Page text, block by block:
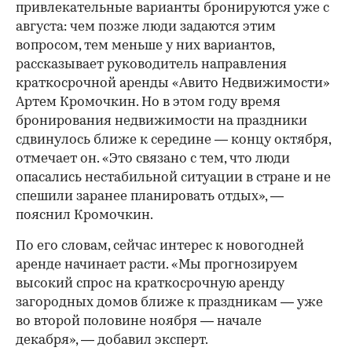
привлекательные варианты бронируются уже с
августа: чем позже люди задаются этим
вопросом, тем меньше у них вариантов,
рассказывает руководитель направления
краткосрочной аренды «Авито Недвижимости»
Артем Кромочкин. Но в этом году время
бронирования недвижимости на праздники
сдвинулось ближе к середине — концу октября,
отмечает он. «Это связано с тем, что люди
опасались нестабильной ситуации в стране и не
спешили заранее планировать отдых», —
пояснил Кромочкин.
По его словам, сейчас интерес к новогодней
аренде начинает расти. «Мы прогнозируем
высокий спрос на краткосрочную аренду
загородных домов ближе к праздникам — уже
во второй половине ноября — начале
декабря», — добавил эксперт.